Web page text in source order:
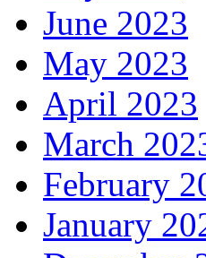
June 2023
May 2023
April 2023
March
February
January